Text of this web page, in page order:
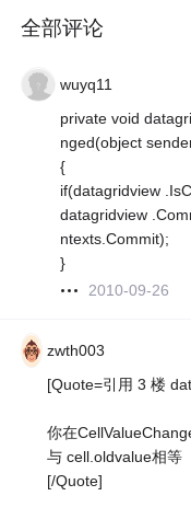
全部评论
wuyq11
private void
nged(object
{
if(datagridview
datagridview
ntexts.Commit);
}
2010-09-26
zwth003
[Quote=引用 3 楼
你在
与 cell.oldvalue相等
[/Quote]